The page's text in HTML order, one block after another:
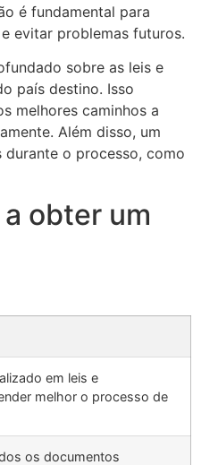
é fundamental para
evitar problemas futuros.
sobre as leis e
país destino. Isso
melhores caminhos a
Além disso, um
o processo, como
obter um
em leis e
melhor o processo de
os documentos